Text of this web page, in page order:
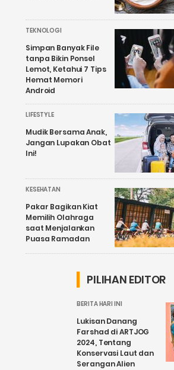
TEKNOLOGI
Simpan Banyak File
tanpa Bikin Ponsel
Lemot, Ketahui 7 Tips
Hemat Memori
Android
LIFESTYLE
Mudik Bersama Anak,
Jangan Lupakan Obat
Ini!
KESEHATAN
Pakar Bagikan Kiat
Memilih Olahraga
saat Menjalankan
Puasa Ramadan
PILIHAN EDITOR
BERITA HARI INI
Lukisan Danang
Farshad di ARTJOG
2024, Tentang
Konservasi Laut dan
Serangan Alien